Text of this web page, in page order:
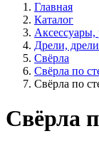
Главная
Каталог
Аксессуары,
Дрели,
Свёрла
Свёрла по
Свёрла по
Свёрла